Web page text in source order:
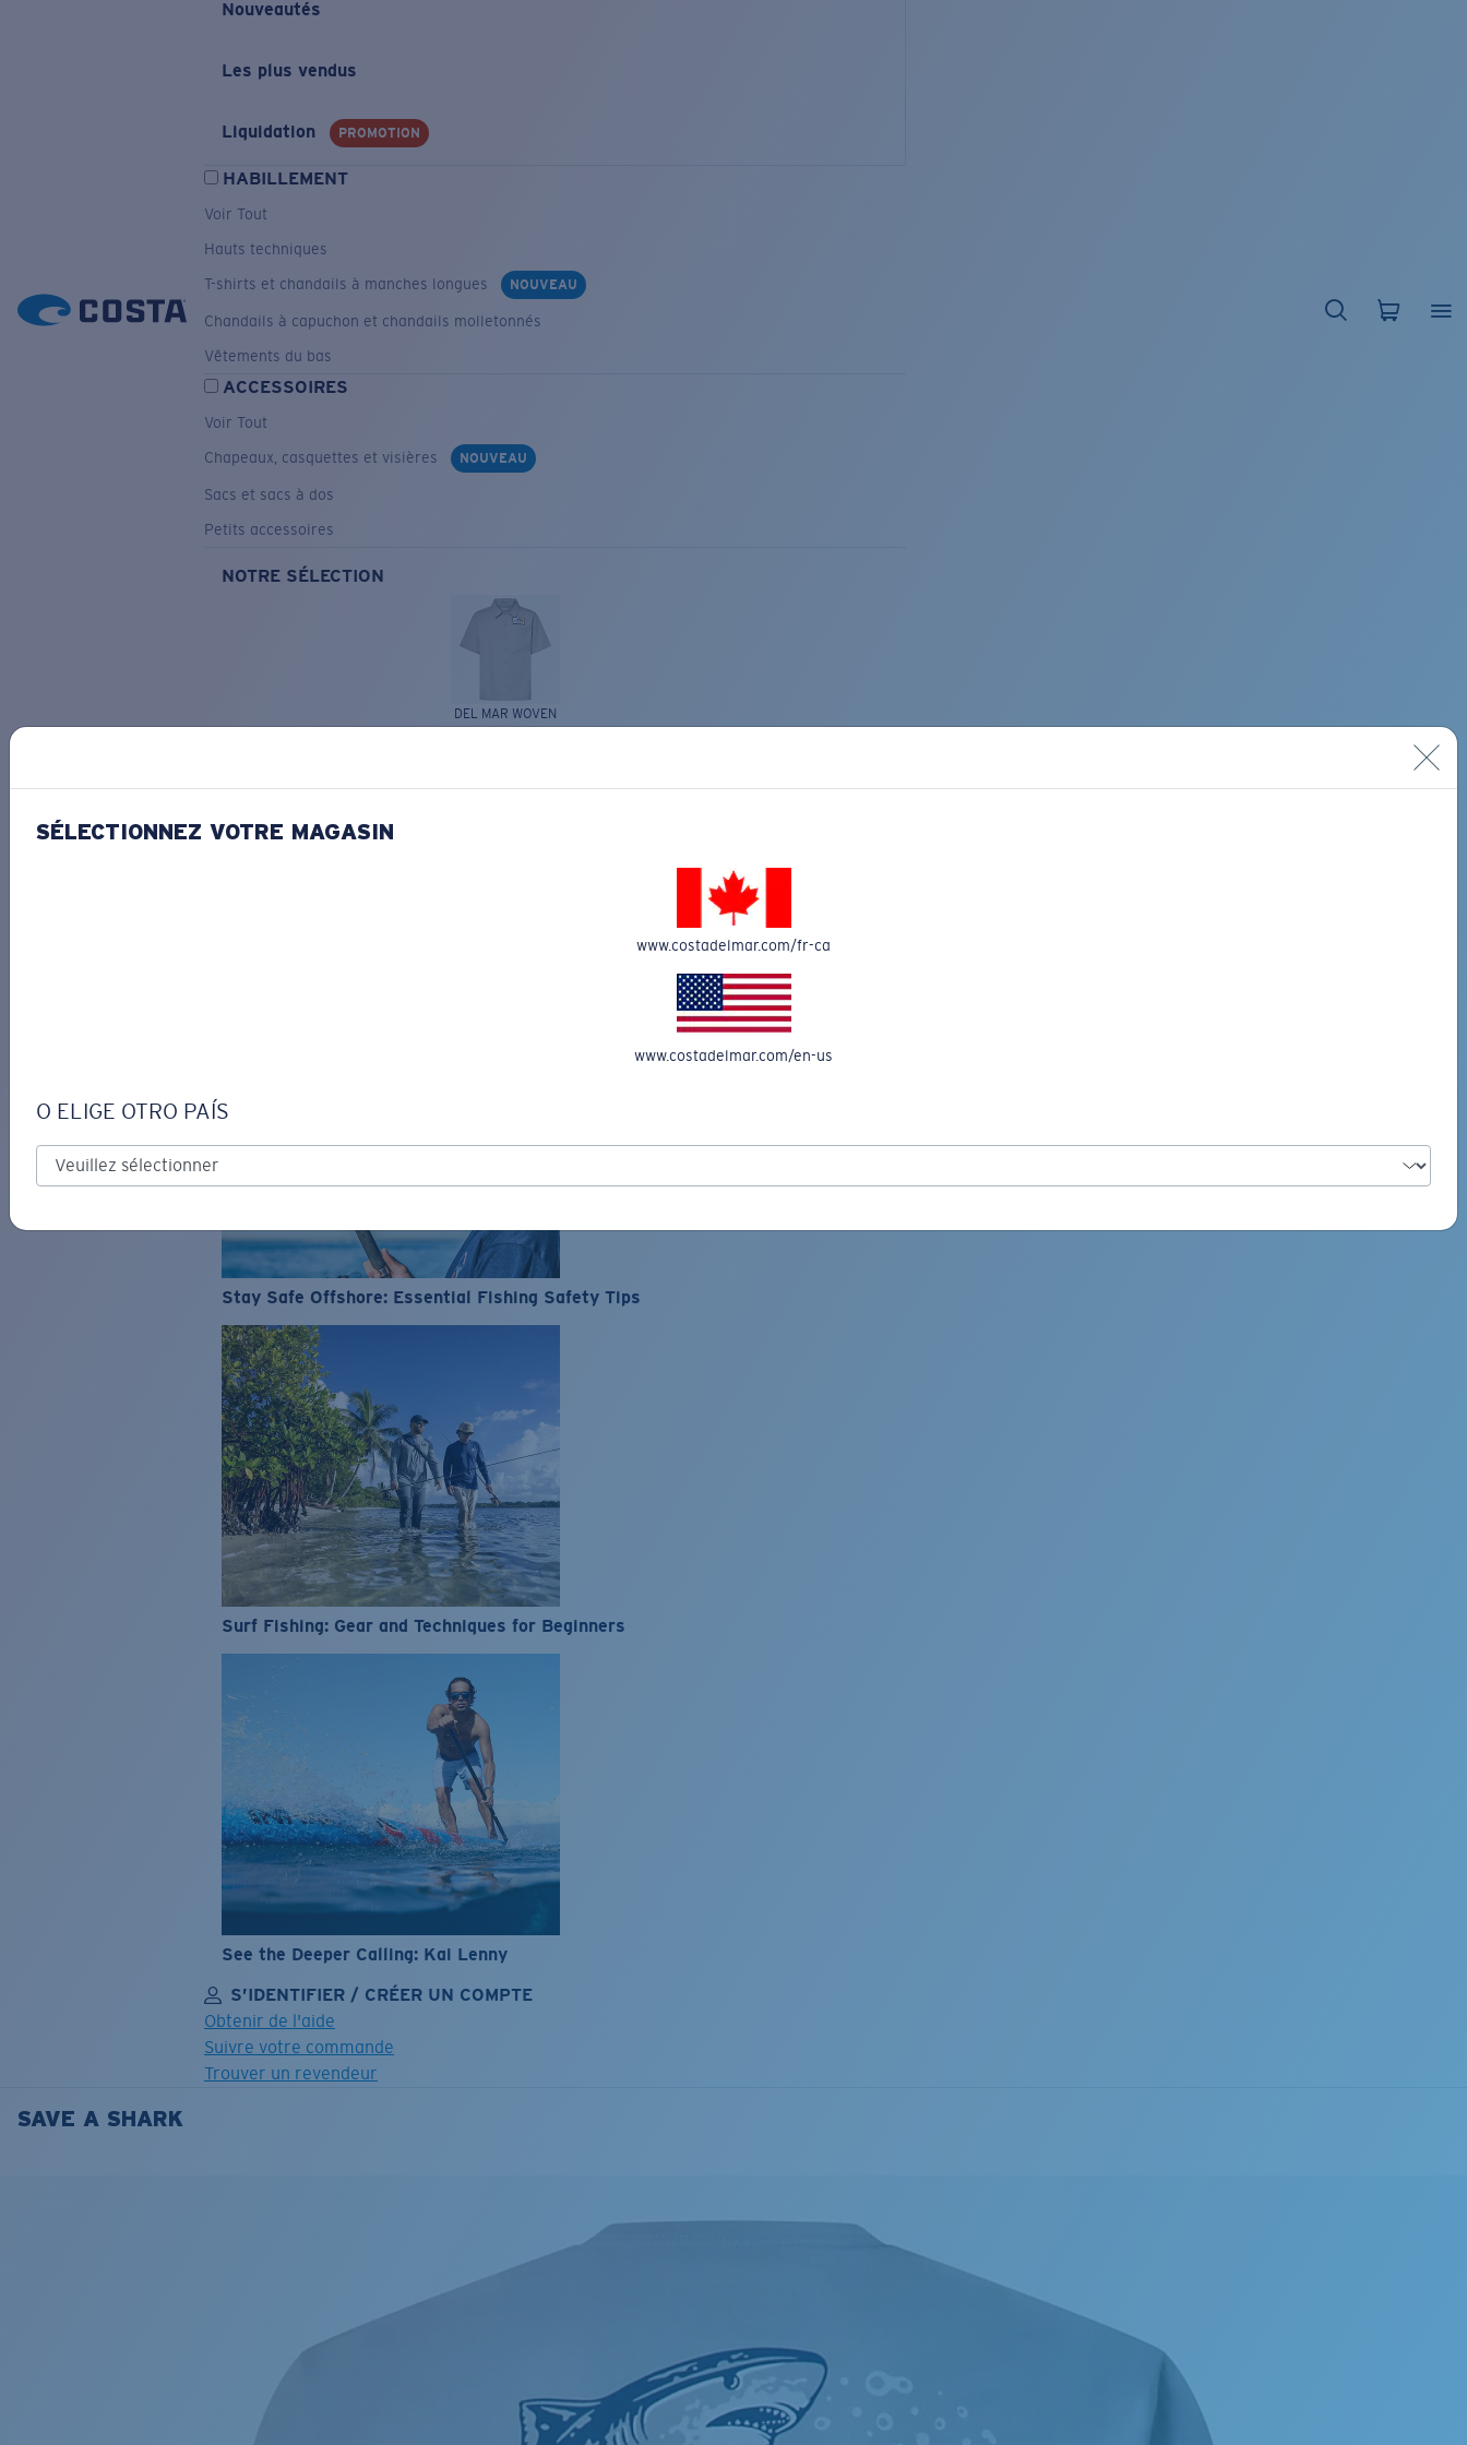
Nouveautés
Les plus vendus
Liquidation PROMOTION
HABILLEMENT
Voir Tout
Hauts techniques
T-shirts et chandails à manches longues
NOUVEAU
Chandails à capuchon et chandails molletonnés
Vêtements du bas
ACCESSOIRES
Voir Tout
Chapeaux, casquettes et visières
NOUVEAU
Sacs et sacs à dos
Petits accessoires
NOTRE SÉLECTION
DEL MAR WOVEN
Stay Safe Offshore: Essential Fishing Safety Tips
Surf Fishing: Gear and Techniques for Beginners
See the Deeper Calling: Kai Lenny
S’IDENTIFIER / CRÉER UN COMPTE
Obtenir de l'aide
Suivre votre commande
Trouver un revendeur
OBJECTIF MIS À JOUR
SAVE A SHARK
SÉLECTIONNEZ VOTRE MAGASIN
www.costadelmar.com/fr-ca
www.costadelmar.com/en-us
O ELIGE OTRO PAÍS